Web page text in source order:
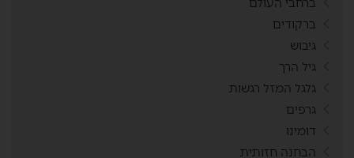
ברקודים
גיבוש
גיל הרך
גלגל המזל רגשות
גרפים
דומינו
הבחנה חזותית